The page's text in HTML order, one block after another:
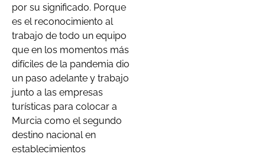
por su significado. Porque
es el reconocimiento al
trabajo de todo un equipo
que en los momentos más
difíciles de la pandemia dio
un paso adelante y trabajo
junto a las empresas
turísticas para colocar a
Murcia como el segundo
destino nacional en
establecimientos